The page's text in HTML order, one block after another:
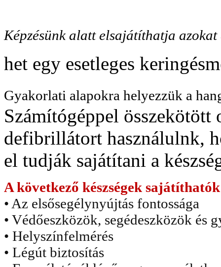
Képzésünk alatt elsajátíthatja azokat
het egy esetleges
Gyakorlati alapokra helyezzük a
Számítógéppel
defibrillátort használulnk,
el tudják sajátítani a
A következő készségek
• Az elsősegélynyújtás fontossága
• Védőeszközök, segédeszközök és
• Helyszínfelmérés
• Légút biztosítás